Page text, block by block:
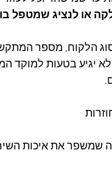
או לנציג שמטפל בו
הלקוח, מספר
יגיע בטעות למוקד
שמשפר את איכות